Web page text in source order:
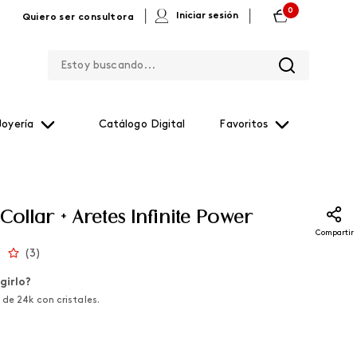
Quiero ser consultora Iniciar sesión
0
Catálogo Digital Favoritos
+ Aretes Infinite Power
Compartir
(3)
de 24k con cristales.